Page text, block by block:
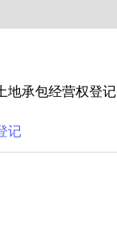
检验检疫
档案文物
地承包经营权登记
记